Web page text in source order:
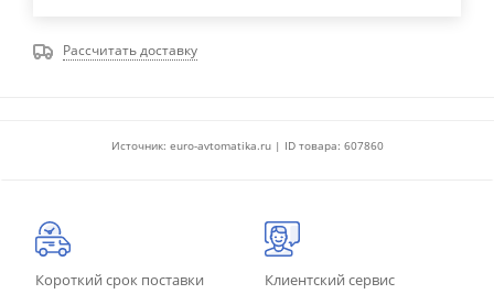
Рассчитать доставку
Источник: euro-avtomatika.ru | ID товара: 607860
Короткий срок поставки Клиентский сервис